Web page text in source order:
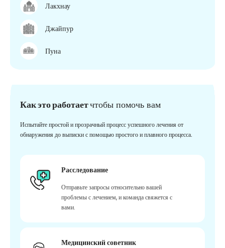
Лакхнау
Джайпур
Пуна
Как это работаетчтобы помочь вам
Испытайте простой и прозрачный процесс успешного лечения от
обнаружения до выписки с помощью простого и плавного процесса.
Расследование
Отправьте запросы относительно вашей
проблемы с лечением, и команда свяжется с
вами.
Медицинский советник